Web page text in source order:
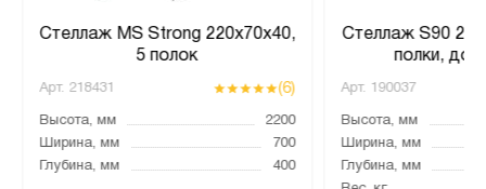
Стеллаж MS Strong 220х70х40,
5 полок
Арт. 218431 (6)
Высота, мм
2200
Ширина, мм
700
Глубина, мм
400
Стеллаж S90
полки,
Арт. 190037
Высота, мм
Ширина, мм
Глубина, мм